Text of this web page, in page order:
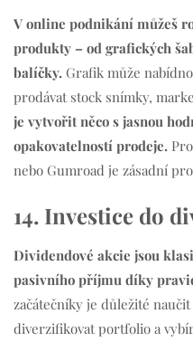
V online podnikání můžeš
produkty – od grafických
balíčky. Grafik může
prodávat stock snímky,
je vytvořit něco s jasnou
opakovatelností prodeje.
nebo Gumroad je zásadní
14. Investice do
Dividendové akcie jsou
pasivního příjmu díky
začátečníky je důležité
diverzifikovat portfolio a